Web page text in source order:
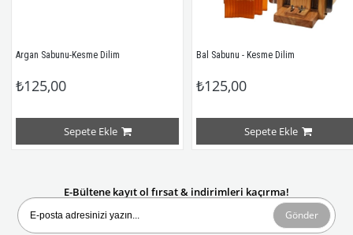
Argan Sabunu-Kesme Dilim
₺125,00
Sepete Ekle
Bal Sabunu - Kesme Dilim
₺125,00
Sepete Ekle
E-Bültene kayıt ol fırsat & indirimleri kaçırma!
Gönder